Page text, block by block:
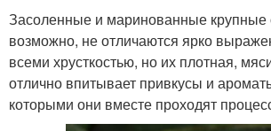
Засоленные и маринованные крупные
возможно, не отличаются ярко
всеми хрусткостью, но их плотная,
отлично впитывает привкусы и
которыми они вместе проходят